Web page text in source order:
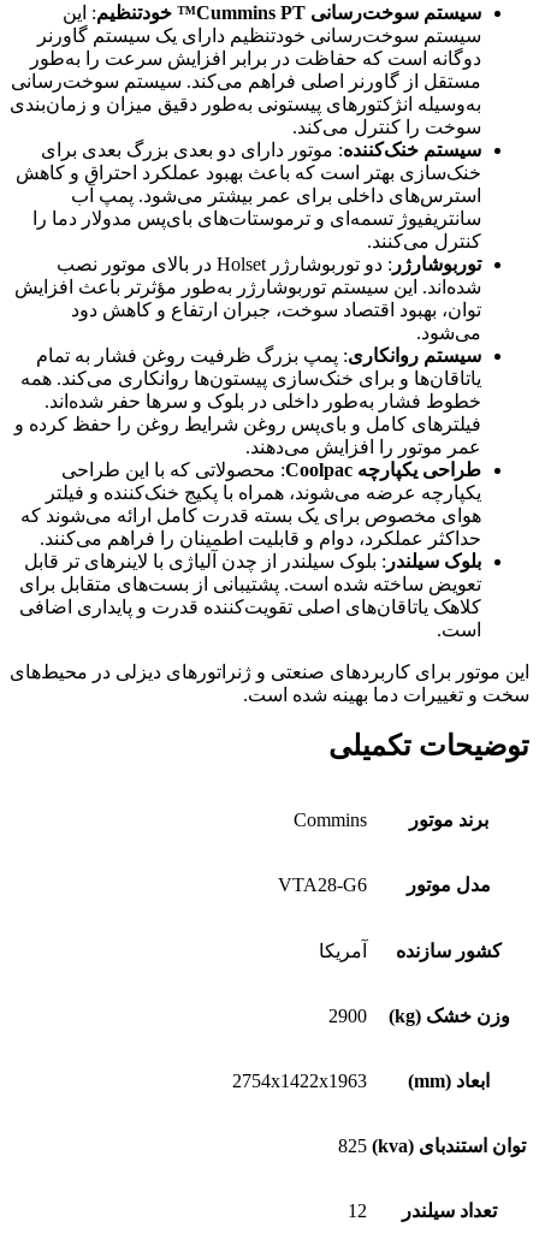
سیستم سوخت‌رسانی Cummins PT™ خودتنظیم
: این
سیستم سوخت‌رسانی خودتنظیم دارای یک سیستم گاورنر
دوگانه است که حفاظت در برابر افزایش سرعت را به‌طور
مستقل از گاورنر اصلی فراهم می‌کند. سیستم سوخت‌رسانی
به‌وسیله انژکتورهای پیستونی به‌طور دقیق میزان و زمان‌بندی
سوخت را کنترل می‌کند.
سیستم خنک‌کننده: موتور دارای دو بعدی بزرگ بعدی برای
خنک‌سازی بهتر است که باعث بهبود عملکرد احتراق و کاهش
استرس‌های داخلی برای عمر بیشتر می‌شود. پمپ آب
سانتریفیوژ تسمه‌ای و ترموستات‌های بای‌پس مدولار دما را
کنترل می‌کنند.
توربوشارژر
: دو توربوشارژر Holset در بالای موتور نصب
شده‌اند. این سیستم توربوشارژر به‌طور مؤثرتر باعث افزایش
توان، بهبود اقتصاد سوخت، جبران ارتفاع و کاهش دود
می‌شود.
سیستم روانکاری: پمپ بزرگ ظرفیت روغن فشار به تمام
یاتاقان‌ها و برای خنک‌سازی پیستون‌ها روانکاری می‌کند. همه
خطوط فشار به‌طور داخلی در بلوک و سرها حفر شده‌اند.
فیلترهای کامل و بای‌پس روغن شرایط روغن را حفظ کرده و
عمر موتور را افزایش می‌دهند.
طراحی یکپارچه Coolpac
: محصولاتی که با این طراحی
یکپارچه عرضه می‌شوند، همراه با پکیج خنک‌کننده و فیلتر
هوای مخصوص برای یک بسته قدرت کامل ارائه می‌شوند که
حداکثر عملکرد، دوام و قابلیت اطمینان را فراهم می‌کنند.
بلوک سیلندر : بلوک سیلندر از چدن آلیاژی با لاینرهای تر قابل
تعویض ساخته شده است. پشتیبانی از بست‌های متقابل برای
کلاهک یاتاقان‌های اصلی تقویت‌کننده قدرت و پایداری اضافی
است.
این موتور برای کاربردهای صنعتی و ژنراتورهای دیزلی در محیط‌های
سخت و تغییرات دما بهینه شده است.
توضیحات تکمیلی
برند موتور Commins
مدل موتور VTA28-G6
کشور سازنده آمریکا
وزن خشک (kg) 2900
ابعاد (mm) 2754x1422x1963
توان استندبای (kva) 825
تعداد سیلندر 12